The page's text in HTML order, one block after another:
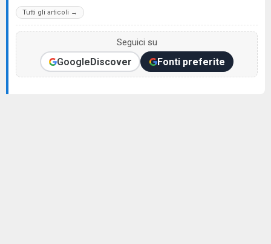
Tutti gli articoli →
Seguici su
GoogleDiscover Fonti preferite